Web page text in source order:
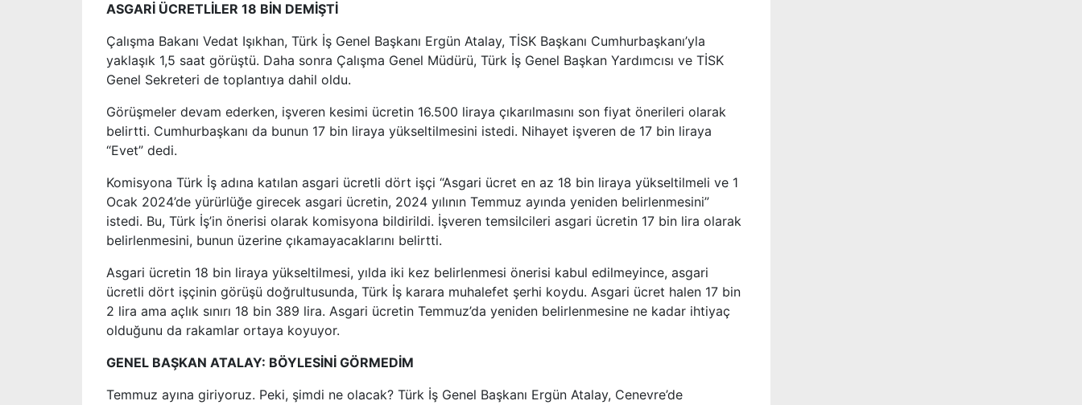
ASGARİ ÜCRETLİLER 18 BİN DEMİŞTİ
Çalışma Bakanı Vedat Işıkhan, Türk İş Genel Başkanı Ergün Atalay, TİSK Başkanı Cumhurbaşkanı’yla
yaklaşık 1,5 saat görüştü. Daha sonra Çalışma Genel Müdürü, Türk İş Genel Başkan Yardımcısı ve TİSK
Genel Sekreteri de toplantıya dahil oldu.
Görüşmeler devam ederken, işveren kesimi ücretin 16.500 liraya çıkarılmasını son fiyat önerileri olarak
belirtti. Cumhurbaşkanı da bunun 17 bin liraya yükseltilmesini istedi. Nihayet işveren de 17 bin liraya
“Evet” dedi.
Komisyona Türk İş adına katılan asgari ücretli dört işçi “Asgari ücret en az 18 bin liraya yükseltilmeli ve 1
Ocak 2024’de yürürlüğe girecek asgari ücretin, 2024 yılının Temmuz ayında yeniden belirlenmesini”
istedi. Bu, Türk İş’in önerisi olarak komisyona bildirildi. İşveren temsilcileri asgari ücretin 17 bin lira olarak
belirlenmesini, bunun üzerine çıkamayacaklarını belirtti.
Asgari ücretin 18 bin liraya yükseltilmesi, yılda iki kez belirlenmesi önerisi kabul edilmeyince, asgari
ücretli dört işçinin görüşü doğrultusunda, Türk İş karara muhalefet şerhi koydu. Asgari ücret halen 17 bin
2 lira ama açlık sınırı 18 bin 389 lira. Asgari ücretin Temmuz’da yeniden belirlenmesine ne kadar ihtiyaç
olduğunu da rakamlar ortaya koyuyor.
GENEL BAŞKAN ATALAY: BÖYLESİNİ GÖRMEDİM
Temmuz ayına giriyoruz. Peki, şimdi ne olacak? Türk İş Genel Başkanı Ergün Atalay, Cenevre’de